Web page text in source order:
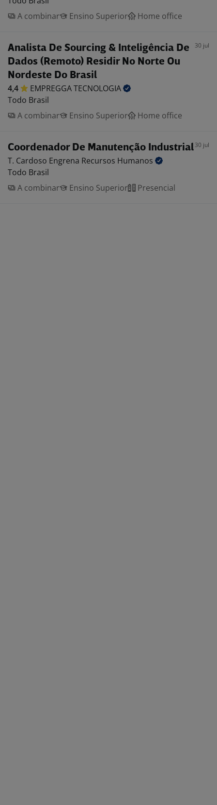
A combinar
Ensino Superior Home office
Analista De Sourcing & Inteligência De
Dados (Remoto) Residir No Norte Ou
Nordeste Do Brasil
30 jul
4,4 EMPREGGATECNOLOGIA
Todo Brasil
A combinar
Ensino Superior Home office
Coordenador De Manutenção Industrial30 jul
T. Cardoso Engrena Recursos Humanos
Todo Brasil
A combinar
Ensino Superior Presencial